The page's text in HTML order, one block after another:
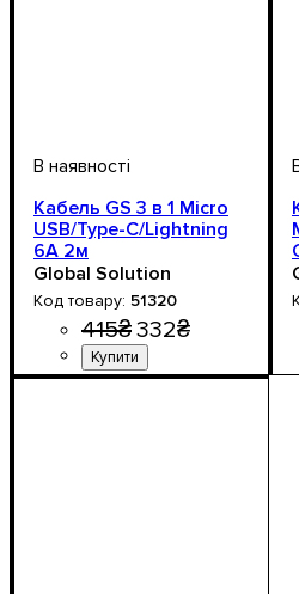
Кабель GS 3 в 1 Micro
USB/Type-C/Lightning
6А 2м
Global Solution
51320
415₴332₴
Напруга, V: 12-24V